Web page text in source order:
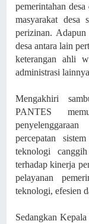
pemerintahan
masyarakat desa
perizinan. Adapun
desa antara lain
keterangan ahli
administrasi
Mengakhiri
PANTES
percepatan
teknologi
terhadap kinerja
pelayanan
teknologi, efesien
Sedangkan